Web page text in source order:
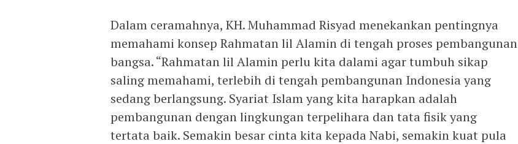
Dalam ceramahnya, KH. Muhammad Risyad menekankan pentingnya
memahami konsep Rahmatan lil Alamin di tengah proses pembangunan
bangsa. “Rahmatan lil Alamin perlu kita dalami agar tumbuh sikap
saling memahami, terlebih di tengah pembangunan Indonesia yang
sedang berlangsung. Syariat Islam yang kita harapkan adalah
pembangunan dengan lingkungan terpelihara dan tata fisik yang
tertata baik. Semakin besar cinta kita kepada Nabi, semakin kuat pula